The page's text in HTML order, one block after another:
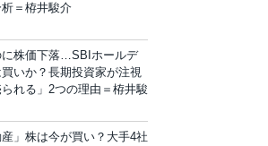
＝栫井駿介
に株価下落…SBIホールデ
買いか？長期投資家が注視
れる」2つの理由＝栫井駿
」株は今が買い？大手4社